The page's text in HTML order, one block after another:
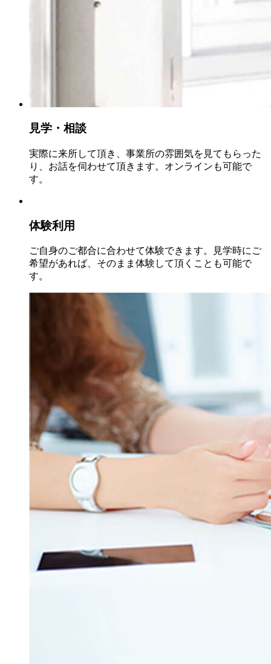
見学・相談
実際に来所して頂き、事業所の雰囲気を見てもらった
り、お話を伺わせて頂きます。オンラインも可能で
す。
体験利用
ご自身のご都合に合わせて体験できます。見学時にご
希望があれば、そのまま体験して頂くことも可能で
す。